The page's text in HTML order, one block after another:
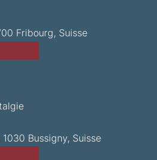
Fribourg, Suisse
Bussigny, Suisse